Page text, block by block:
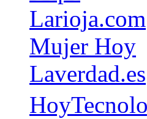
Larioja.com
Mujer Hoy
Laverdad.es